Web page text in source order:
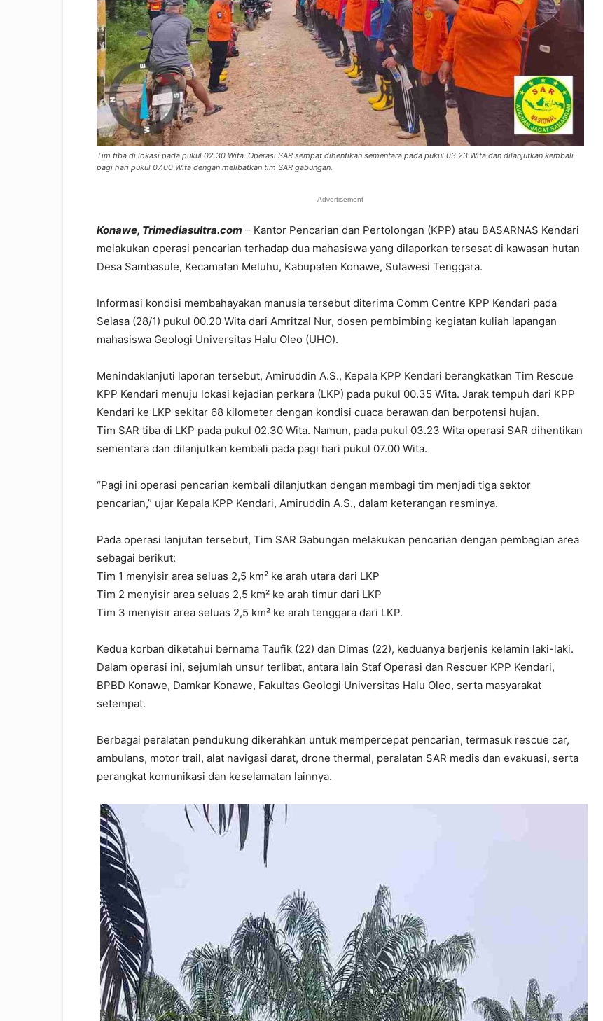
Tim tiba di lokasi pada pukul 02.30 Wita. Operasi SAR sempat dihentikan sementara pada pukul 03.23 Wita dan dilanjutkan kembali
pagi hari pukul 07.00 Wita dengan melibatkan tim SAR gabungan.
Advertisement
Konawe, Trimediasultra.com – Kantor Pencarian dan Pertolongan (KPP) atau BASARNAS Kendari
melakukan operasi pencarian terhadap dua mahasiswa yang dilaporkan tersesat di kawasan hutan
Desa Sambasule, Kecamatan Meluhu, Kabupaten Konawe, Sulawesi Tenggara.
Informasi kondisi membahayakan manusia tersebut diterima Comm Centre KPP Kendari pada
Selasa (28/1) pukul 00.20 Wita dari Amritzal Nur, dosen pembimbing kegiatan kuliah lapangan
mahasiswa Geologi Universitas Halu Oleo (UHO).
Menindaklanjuti laporan tersebut, Amiruddin A.S., Kepala KPP Kendari berangkatkan Tim Rescue
KPP Kendari menuju lokasi kejadian perkara (LKP) pada pukul 00.35 Wita. Jarak tempuh dari KPP
Kendari ke LKP sekitar 68 kilometer dengan kondisi cuaca berawan dan berpotensi hujan.
Tim SAR tiba di LKP pada pukul 02.30 Wita. Namun, pada pukul 03.23 Wita operasi SAR dihentikan
sementara dan dilanjutkan kembali pada pagi hari pukul 07.00 Wita.
“Pagi ini operasi pencarian kembali dilanjutkan dengan membagi tim menjadi tiga sektor
pencarian,” ujar Kepala KPP Kendari, Amiruddin A.S., dalam keterangan resminya.
Pada operasi lanjutan tersebut, Tim SAR Gabungan melakukan pencarian dengan pembagian area
sebagai berikut:
Tim 1 menyisir area seluas 2,5 km² ke arah utara dari LKP
Tim 2 menyisir area seluas 2,5 km² ke arah timur dari LKP
Tim 3 menyisir area seluas 2,5 km² ke arah tenggara dari LKP.
Kedua korban diketahui bernama Taufik (22) dan Dimas (22), keduanya berjenis kelamin laki-laki.
Dalam operasi ini, sejumlah unsur terlibat, antara lain Staf Operasi dan Rescuer KPP Kendari,
BPBD Konawe, Damkar Konawe, Fakultas Geologi Universitas Halu Oleo, serta masyarakat
setempat.
Berbagai peralatan pendukung dikerahkan untuk mempercepat pencarian, termasuk rescue car,
ambulans, motor trail, alat navigasi darat, drone thermal, peralatan SAR medis dan evakuasi, serta
perangkat komunikasi dan keselamatan lainnya.